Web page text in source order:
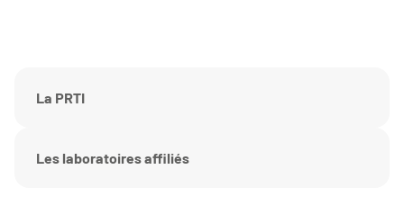
La PRTI
Les laboratoires affiliés